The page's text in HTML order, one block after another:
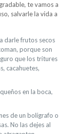
te vamos a
salvarle la vida a
darle frutos secos
porque son
que los tritures
cacahuetes,
en la boca,
de un bolígrafo o
No las dejes al